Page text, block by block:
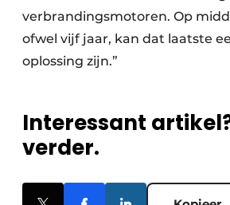
verbrandingsmotoren. Op
ofwel vijf jaar, kan dat laatste
oplossing zijn.”
Interessant
verder.